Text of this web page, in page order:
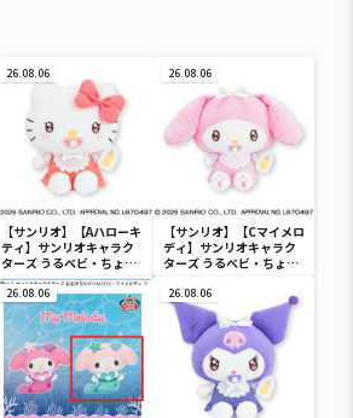
26.08.06
【サンリオ】【Aハローキ
ティ】サンリオキャラク
ターズ うるベビ・ちょい
デカドール
26.08.06
【サンリオ】【Cマイメロ
ディ】サンリオキャラク
ターズ うるベビ・ちょい
26.08.06 26.08.06